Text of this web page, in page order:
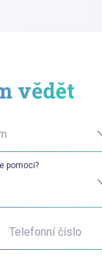
vědět
pomoci?
Telefonní číslo